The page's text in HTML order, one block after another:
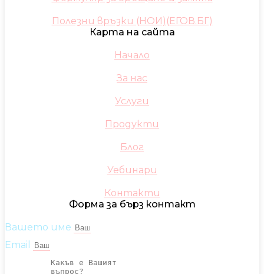
Полезни връзки (НОИ)(ЕГОВ.БГ)
Карта на сайта
Начало
За нас
Услуги
Продукти
Блог
Уебинари
Контакти
Форма за бърз контакт
Вашето име
Email